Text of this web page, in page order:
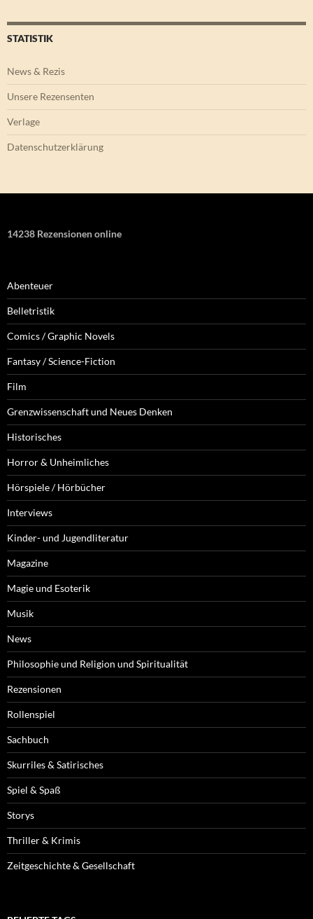
STATISTIK
News & Rezis
Unsere Rezensenten
Verlage
Datenschutzerklärung
14238 Rezensionen online
Abenteuer
Belletristik
Comics / Graphic Novels
Fantasy / Science-Fiction
Film
Grenzwissenschaft und Neues Denken
Historisches
Horror & Unheimliches
Hörspiele / Hörbücher
Interviews
Kinder- und Jugendliteratur
Magazine
Magie und Esoterik
Musik
News
Philosophie und Religion und Spiritualität
Rezensionen
Rollenspiel
Sachbuch
Skurriles & Satirisches
Spiel & Spaß
Storys
Thriller & Krimis
Zeitgeschichte & Gesellschaft